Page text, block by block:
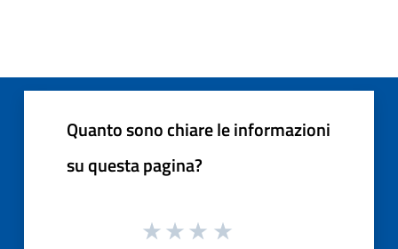
Quanto sono chiare le informazioni
su questa pagina?